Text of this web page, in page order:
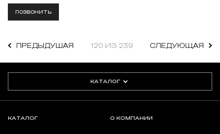
ПОЗВОНИТЬ
ПРЕДЫДУШАЯ 120 ИЗ 239 СЛЕДУЮЩАЯ
КАТАЛОГ
КАТАЛОГ О КОМПАНИИ